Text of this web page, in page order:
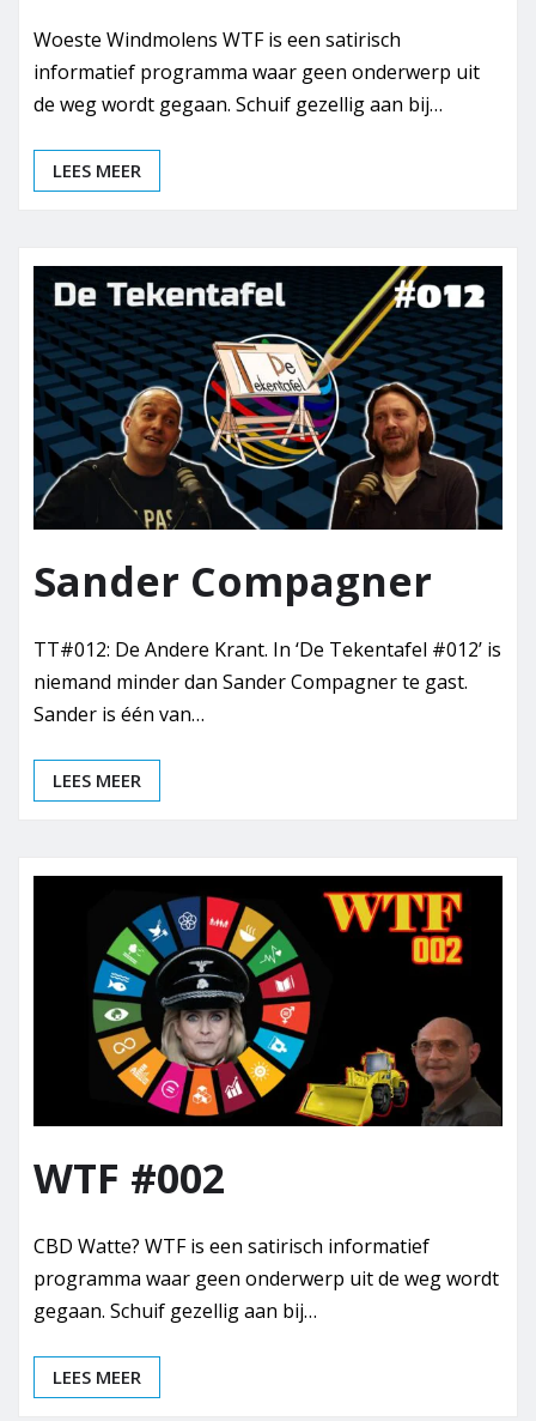
Woeste Windmolens WTF is een satirisch
informatief programma waar geen onderwerp uit
de weg wordt gegaan. Schuif gezellig aan bij…
LEES MEER
Sander Compagner
TT#012: De Andere Krant. In ‘De Tekentafel #012’ is
niemand minder dan Sander Compagner te gast.
Sander is één van…
LEES MEER
WTF #002
CBD Watte? WTF is een satirisch informatief
programma waar geen onderwerp uit de weg wordt
gegaan. Schuif gezellig aan bij…
LEES MEER